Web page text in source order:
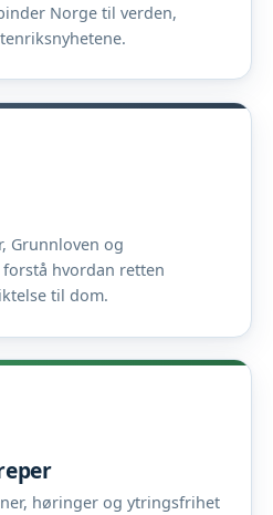
Norge til verden,
Grunnloven og
hvordan retten
til dom.
høringer og ytringsfrihet